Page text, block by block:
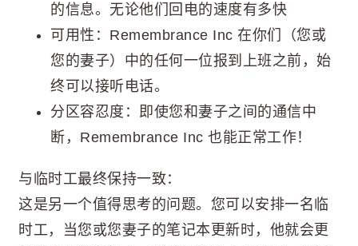
的信息。无论他们回电的速度有多快
可用性：Remembrance Inc 在你们（您或
您的妻子）中的任何一位报到上班之前，始
终可以接听电话。
分区容忍度：即使您和妻子之间的通信中
断，Remembrance Inc 也能正常工作！
与临时工最终保持一致：
这是另一个值得思考的问题。您可以安排一名临
时工，当您或您妻子的笔记本更新时，他就会更